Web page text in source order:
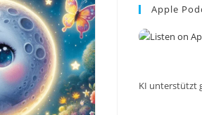
Apple
KI unterstützt